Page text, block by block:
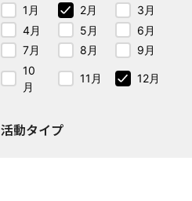
1月 2月
3月
4月
5月
6月
7月
8月
9月
10
月
11月 12月
活動タイプ